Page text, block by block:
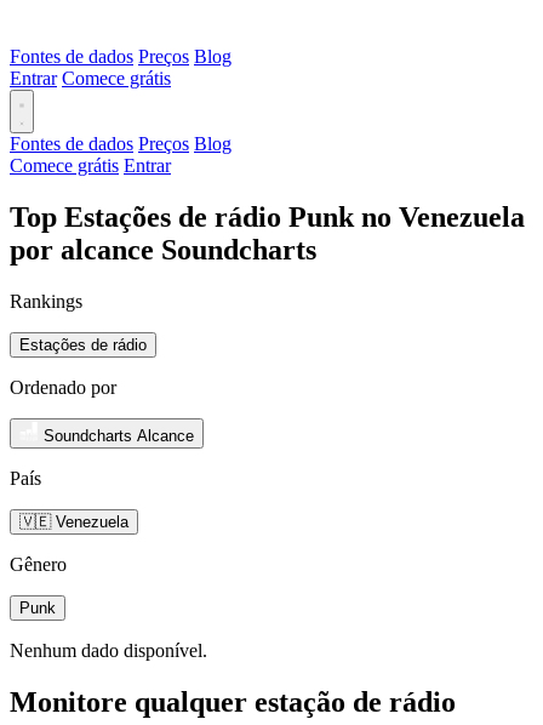
Fontes de dados Preços Blog
Entrar Comece grátis
Fontes de dados Preços Blog
Comece grátis Entrar
Top Estações de rádio Punk no Venezuela
por alcance Soundcharts
Rankings
Estações de rádio
Ordenado por
Soundcharts Alcance
País
🇻🇪 Venezuela
Gênero
Punk
Nenhum dado disponível.
Monitore qualquer estação de rádio